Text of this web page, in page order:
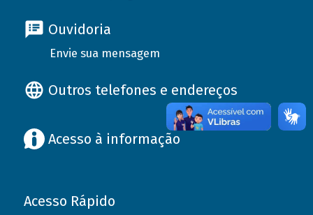
Ouvidoria
Envie sua mensagem
Outros telefones e endereços
Acesso à informação
Acesso Rápido